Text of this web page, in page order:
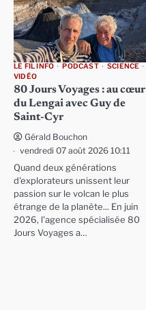
LE FIL INFO PODCAST
SCIENCE
VIDÉO
80 Jours Voyages : au cœur
du Lengai avec Guy de
Saint-Cyr
Gérald Bouchon
vendredi 07 août 2026 10:11
Quand deux générations
d'explorateurs unissent leur
passion sur le volcan le plus
étrange de la planète... En juin
2026, l'agence spécialisée 80
Jours Voyages a…